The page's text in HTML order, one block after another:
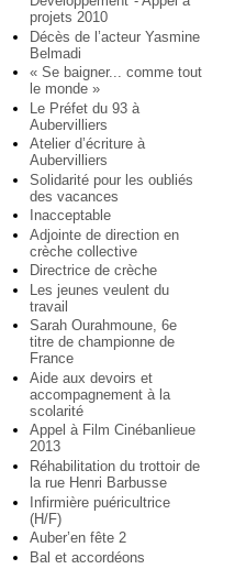
projets 2010
Décès de l’acteur Yasmine
Belmadi
« Se baigner... comme tout
le monde »
Le Préfet du 93 à
Aubervilliers
Atelier d’écriture à
Aubervilliers
Solidarité pour les oubliés
des vacances
Inacceptable
Adjointe de direction en
crèche collective
Directrice de crèche
Les jeunes veulent du
travail
Sarah Ourahmoune, 6e
titre de championne de
France
Aide aux devoirs et
accompagnement à la
scolarité
Appel à Film Cinébanlieue
2013
Réhabilitation du trottoir de
la rue Henri Barbusse
Infirmière puéricultrice
(H/F)
Auber’en fête 2
Bal et accordéons